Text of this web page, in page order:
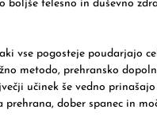
boljše telesno in duševno
vse pogosteje poudarjajo
metodo, prehransko
učinek še vedno prinašajo
prehrana, dober spanec in